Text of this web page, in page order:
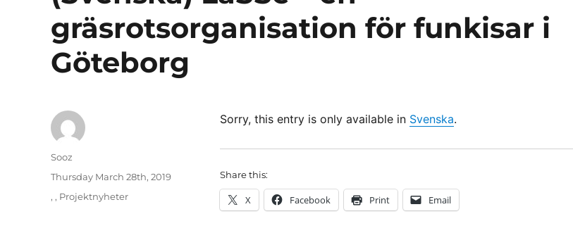
gräsrotsorganisation för funkisar i
Göteborg
Sorry, this entry is only available in Svenska.
Share this:
X Facebook Print Email
Author
Sooz
Posted
on
Thursday March 28th, 2019
Categories
, , Projektnyheter